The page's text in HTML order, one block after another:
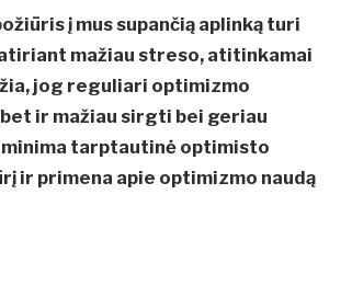
į mus supančią aplinką turi
mažiau streso, atitinkamai
jog reguliari optimizmo
ir mažiau sirgti bei geriau
tarptautinė optimisto
ir primena apie optimizmo naudą